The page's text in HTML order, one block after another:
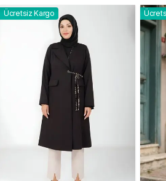
Ücretsiz Kargo